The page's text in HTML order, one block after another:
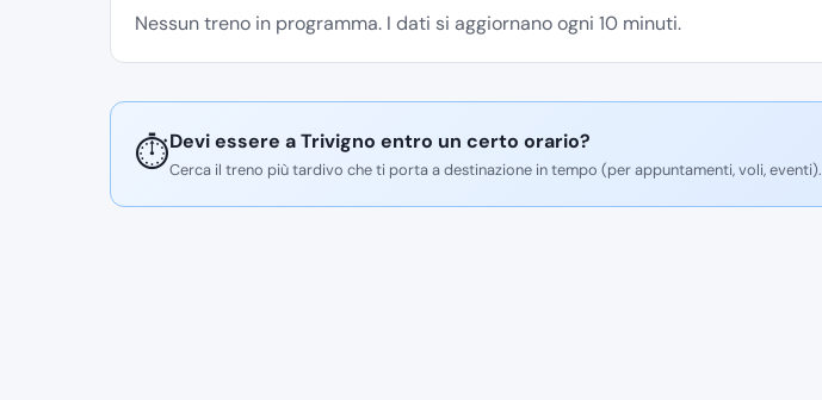
Nessun treno in programma. I dati si aggiornano ogni 10 minuti.
⏱️Devi essere a Trivigno entro un certo orario?
Cerca il treno più tardivo che ti porta a destinazione in tempo (per appuntamenti, voli, eventi).